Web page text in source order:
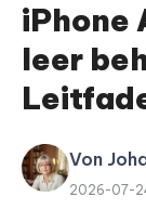
ReiBoot
for iOS
PDNob
PDF
Editor
iPhone
leer
Von
2026-07-